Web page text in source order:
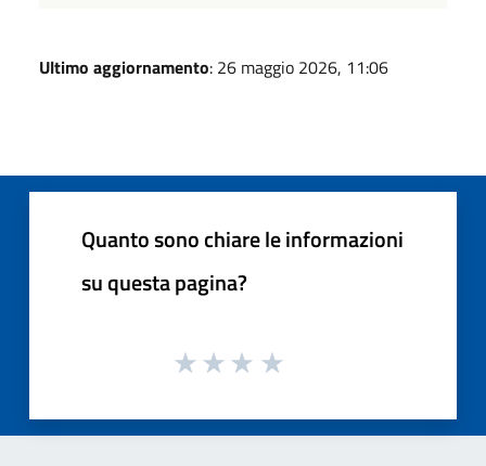
Ultimo aggiornamento: 26 maggio 2026, 11:06
Quanto sono chiare le informazioni
su questa pagina?